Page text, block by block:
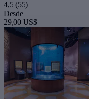
4,5 (55)
Desde
29,00 US$